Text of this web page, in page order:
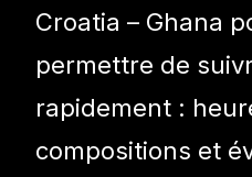
Croatia – Ghana
permettre de
rapidement :
compositions et